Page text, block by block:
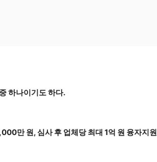
하나이기도 하다.
만 원, 심사 후 업체당 최대 1억 원 융자지원